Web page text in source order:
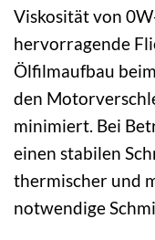
Viskosität von
hervorragende
Ölfilmaufbau
den
minimiert. Bei
einen stabilen
thermischer und
notwendige